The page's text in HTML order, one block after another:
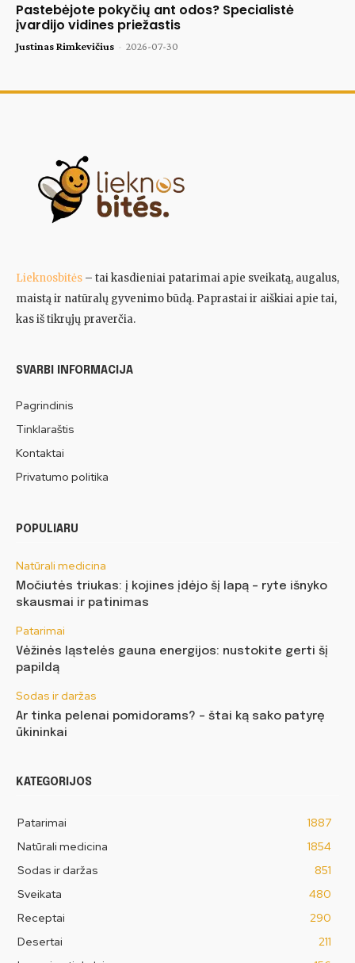
Pastebėjote pokyčių ant odos? Specialistė
įvardijo vidines priežastis
Justinas Rimkevičius - 2026-07-30
Lieknosbitės – tai kasdieniai patarimai apie sveikatą, augalus,
maistą ir natūralų gyvenimo būdą. Paprastai ir aiškiai apie tai,
kas iš tikrųjų praverčia.
SVARBI INFORMACIJA
Pagrindinis
Tinklaraštis
Kontaktai
Privatumo politika
POPULIARU
Natūrali medicina
Močiutės triukas: į kojines įdėjo šį lapą – ryte išnyko
skausmai ir patinimas
Patarimai
Vėžinės ląstelės gauna energijos: nustokite gerti šį
papildą
Sodas ir daržas
Ar tinka pelenai pomidorams? – štai ką sako patyrę
ūkininkai
KATEGORIJOS
Patarimai
1887
Natūrali medicina
1854
Sodas ir daržas
851
Sveikata
480
Receptai
290
Desertai
211